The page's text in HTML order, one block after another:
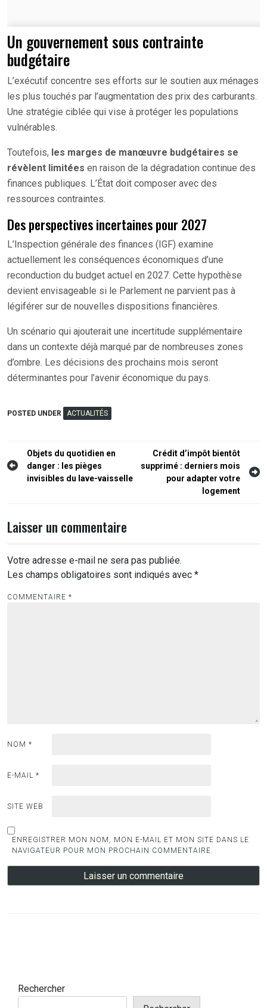
Un gouvernement sous contrainte
budgétaire
L’exécutif concentre ses efforts sur le soutien aux ménages
les plus touchés par l’augmentation des prix des carburants.
Une stratégie ciblée qui vise à protéger les populations
vulnérables.
Toutefois, les marges de manœuvre budgétaires se
révèlent limitées en raison de la dégradation continue des
finances publiques. L’État doit composer avec des
ressources contraintes.
Des perspectives incertaines pour 2027
L’Inspection générale des finances (IGF) examine
actuellement les conséquences économiques d’une
reconduction du budget actuel en 2027. Cette hypothèse
devient envisageable si le Parlement ne parvient pas à
légiférer sur de nouvelles dispositions financières.
Un scénario qui ajouterait une incertitude supplémentaire
dans un contexte déjà marqué par de nombreuses zones
d’ombre. Les décisions des prochains mois seront
déterminantes pour l’avenir économique du pays.
POSTED UNDER ACTUALITÉS
Navigation
de
Objets du quotidien en
danger : les pièges
invisibles du lave-vaisselle
Crédit d’impôt bientôt
supprimé : derniers mois
pour adapter votre
logement
Laisser un commentaire
Votre adresse e-mail ne sera pas publiée.
Les champs obligatoires sont indiqués avec *
COMMENTAIRE *
NOM *
E-MAIL *
SITE WEB
ENREGISTRER MON NOM, MON E-MAIL ET MON SITE DANS LE
NAVIGATEUR POUR MON PROCHAIN COMMENTAIRE.
Rechercher